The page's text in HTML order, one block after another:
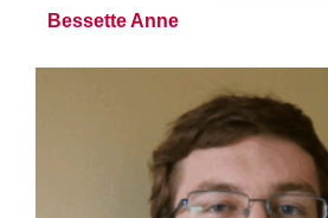
Bessette Anne